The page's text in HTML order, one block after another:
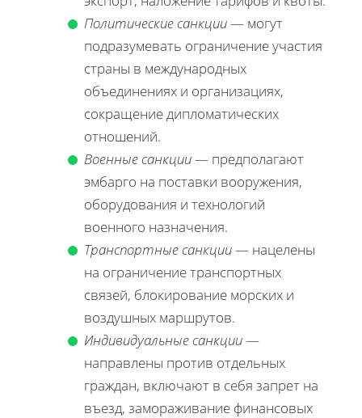
Политические санкции— могут
подразумевать ограничение участия
страны в международных
объединениях и организациях,
сокращение дипломатических
отношений.
Военные санкции— предполагают
эмбарго на поставки вооружения,
оборудования и технологий
военного назначения.
Транспортные санкции— нацелены
на ограничение транспортных
связей, блокирование морских и
воздушных маршрутов.
Индивидуальные санкции—
направлены против отдельных
граждан, включают в себя запрет на
въезд, замораживание финансовых